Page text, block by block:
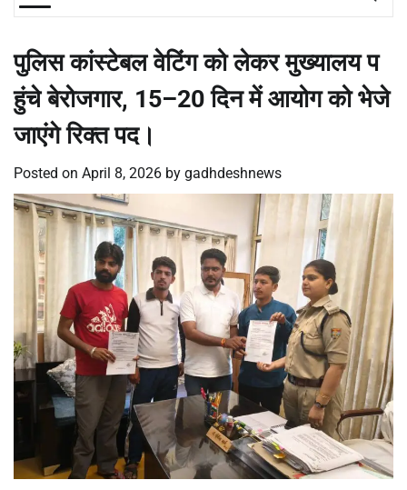
पुलिस कांस्टेबल वेटिंग को लेकर मुख्यालय प
हुंचे बेरोजगार, 15–20 दिन में आयोग को भेजे
जाएंगे रिक्त पद।
Posted on April 8, 2026 by gadhdeshnews